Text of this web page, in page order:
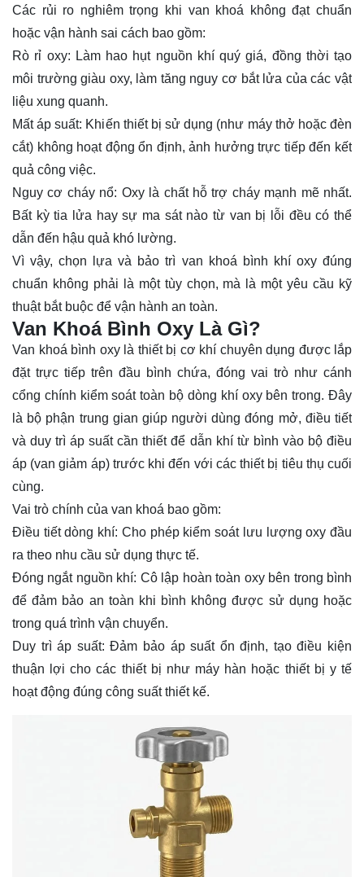
Các rủi ro nghiêm trọng khi van khoá không đạt chuẩn
hoặc vận hành sai cách bao gồm:
Rò rỉ oxy: Làm hao hụt nguồn khí quý giá, đồng thời tạo
môi trường giàu oxy, làm tăng nguy cơ bắt lửa của các vật
liệu xung quanh.
Mất áp suất: Khiến thiết bị sử dụng (như máy thở hoặc đèn
cắt) không hoạt động ổn định, ảnh hưởng trực tiếp đến kết
quả công việc.
Nguy cơ cháy nổ: Oxy là chất hỗ trợ cháy mạnh mẽ nhất.
Bất kỳ tia lửa hay sự ma sát nào từ van bị lỗi đều có thể
dẫn đến hậu quả khó lường.
Vì vậy, chọn lựa và bảo trì van khoá bình khí oxy đúng
chuẩn không phải là một tùy chọn, mà là một yêu cầu kỹ
thuật bắt buộc để vận hành an toàn.
Van Khoá Bình Oxy Là Gì?
Van khoá bình oxy là thiết bị cơ khí chuyên dụng được lắp
đặt trực tiếp trên đầu bình chứa, đóng vai trò như cánh
cổng chính kiểm soát toàn bộ dòng khí oxy bên trong. Đây
là bộ phận trung gian giúp người dùng đóng mở, điều tiết
và duy trì áp suất cần thiết để dẫn khí từ bình vào bộ điều
áp (van giảm áp) trước khi đến với các thiết bị tiêu thụ cuối
cùng.
Vai trò chính của van khoá bao gồm:
Điều tiết dòng khí: Cho phép kiểm soát lưu lượng oxy đầu
ra theo nhu cầu sử dụng thực tế.
Đóng ngắt nguồn khí: Cô lập hoàn toàn oxy bên trong bình
để đảm bảo an toàn khi bình không được sử dụng hoặc
trong quá trình vận chuyển.
Duy trì áp suất: Đảm bảo áp suất ổn định, tạo điều kiện
thuận lợi cho các thiết bị như máy hàn hoặc thiết bị y tế
hoạt động đúng công suất thiết kế.